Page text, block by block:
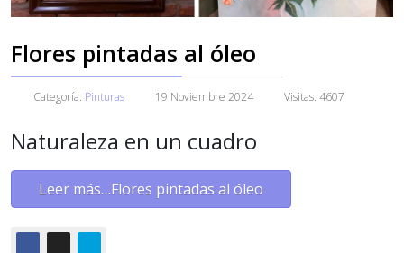
Flores pintadas al óleo
Categoría: Pinturas 19 Noviembre 2024 Visitas: 4607
Naturaleza en un cuadro
Leer más…Flores pintadas al óleo